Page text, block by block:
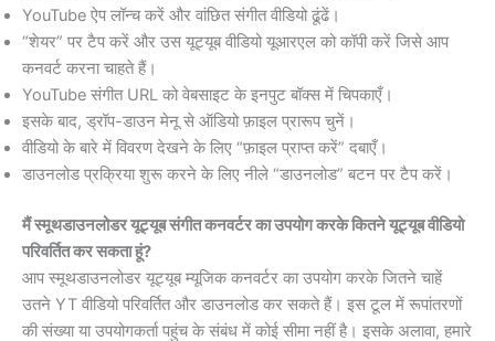
YouTube ऐप लॉन्च करें और वांछित संगीत वीडियो ढूंढें।
“शेयर” पर टैप करें और उस यूट्यूब वीडियो यूआरएल को कॉपी करें जिसे आप
कनवर्ट करना चाहते हैं।
YouTube संगीत URL को वेबसाइट के इनपुट बॉक्स में चिपकाएँ।
इसके बाद, ड्रॉप-डाउन मेनू से ऑडियो फ़ाइल प्रारूप चुनें।
वीडियो के बारे में विवरण देखने के लिए “फ़ाइल प्राप्त करें” दबाएँ।
डाउनलोड प्रक्रिया शुरू करने के लिए नीले “डाउनलोड” बटन पर टैप करें।
मैं स्मूथडाउनलोडर यूट्यूब संगीत कनवर्टर का उपयोग करके कितने यूट्यूब वीडियो
परिवर्तित कर सकता हूं?
आप स्मूथडाउनलोडर यूट्यूब म्यूजिक कनवर्टर का उपयोग करके जितने चाहें
उतने YT वीडियो परिवर्तित और डाउनलोड कर सकते हैं। इस टूल में रूपांतरणों
की संख्या या उपयोगकर्ता पहुंच के संबंध में कोई सीमा नहीं है। इसके अलावा, हमारे